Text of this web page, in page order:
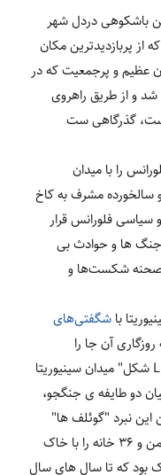
باشکوهی دردل شهر
از پربازدیدترین مکان
عظیم و پرجمعیت که در
شد و از طریق راهروی
گذرگاهی ست
را با میدان
سالخورده مشرف به کاخ
سیاسی فلورانس قرار
جنگ ها و حوادث بی
صحنه شکست‌ها و
با شگفتی‌های
آن جا را
"سرزمین نفرین شده" می نامیدند. طرح " L شکل" میدان سینیوریتا
دو طایفه ی جنگجو،
نبرد "گوئلف ها"
زمانی که جنگ را در دست گرفتند برج دشمن و ۳۶ خانه را با خاک
بود که تا سال های سال